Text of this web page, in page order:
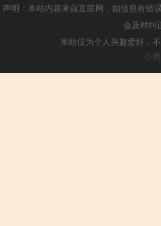
声明：本站内容来自互联网，如信息有错
会及时纠
本站仅为个人兴趣爱好，
小